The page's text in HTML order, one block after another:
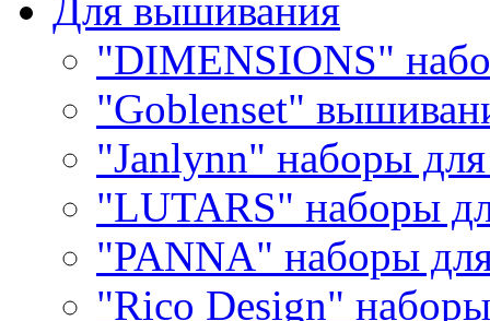
Для вышивания
"DIMENSIONS"
"Goblenset"
"Janlynn" наборы
"LUTARS" наборы
"PANNA" наборы
"Rico Design"